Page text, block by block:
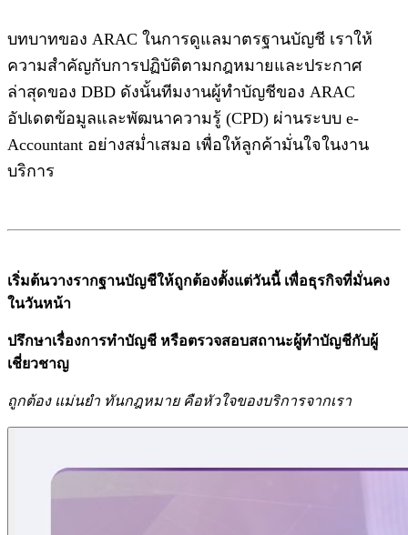
บทบาทของ ARAC ในการดูแลมาตรฐานบัญชี เราให้
ความสำคัญกับการปฏิบัติตามกฎหมายและประกาศ
ล่าสุดของ DBD ดังนั้นทีมงานผู้ทำบัญชีของ ARAC
อัปเดตข้อมูลและพัฒนาความรู้ (CPD) ผ่านระบบ e-
Accountant อย่างสม่ำเสมอ เพื่อให้ลูกค้ามั่นใจในงาน
บริการ
เริ่มต้นวางรากฐานบัญชีให้ถูกต้องตั้งแต่วันนี้ เพื่อธุรกิจที่มั่นคง
ในวันหน้า
ปรึกษาเรื่องการทำบัญชี หรือตรวจสอบสถานะผู้ทำบัญชีกับผู้
เชี่ยวชาญ
ถูกต้อง แม่นยำ ทันกฎหมาย คือหัวใจของบริการจากเรา